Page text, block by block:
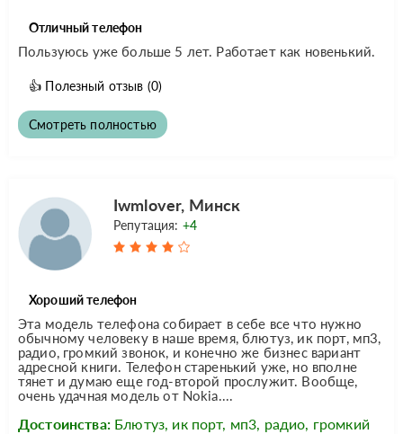
Отличный телефон
Пользуюсь уже больше 5 лет. Работает как новенький.
👍 Полезный отзыв (0)
Смотреть полностью
Iwmlover, Минск
Репутация: +4
Хороший телефон
Эта модель телефона собирает в себе все что нужно
обычному человеку в наше время, блютуз, ик порт, мп3,
радио, громкий звонок, и конечно же бизнес вариант
адресной книги. Телефон старенький уже, но вполне
тянет и думаю еще год-второй прослужит. Вообще,
очень удачная модель от Nokia....
Достоинства: Блютуз, ик порт, мп3, радио, громкий